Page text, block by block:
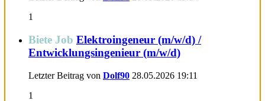
1
Biete Job Elektroingeneur (m/w/d) /
Entwicklungsingenieur (m/w/d)
Letzter Beitrag von Dolf90 28.05.2026 19:11
1